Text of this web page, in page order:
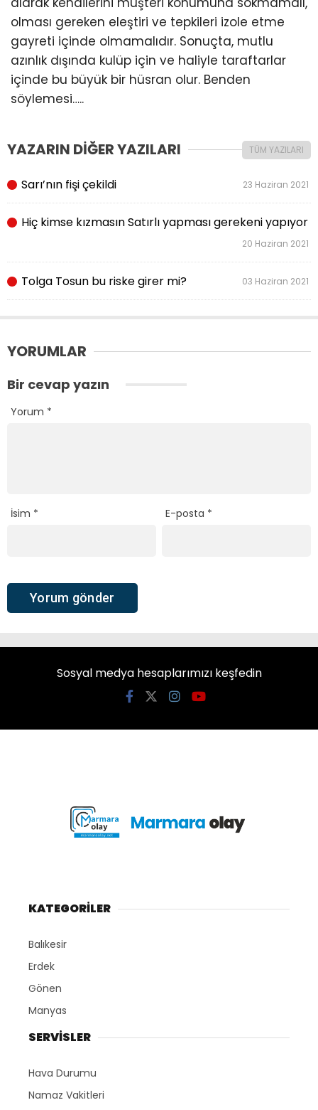
olması gereken eleştiri ve tepkileri izole etme
gayreti içinde olmamalıdır. Sonuçta, mutlu
azınlık dışında kulüp için ve haliyle taraftarlar
içinde bu büyük bir hüsran olur. Benden
söylemesi…..
YAZARIN DİĞER YAZILARI TÜM YAZILARI
Sarı’nın fişi çekildi 23 Haziran 2021
Hiç kimse kızmasın Satırlı yapması gerekeni yapıyor
20 Haziran 2021
Tolga Tosun bu riske girer mi? 03 Haziran 2021
YORUMLAR
Bir cevap yazın
Yorum *
İsim * E-posta *
Sosyal medya hesaplarımızı keşfedin
KATEGORİLER
Balıkesir
Erdek
Gönen
Manyas
SERVİSLER
Hava Durumu
Namaz Vakitleri